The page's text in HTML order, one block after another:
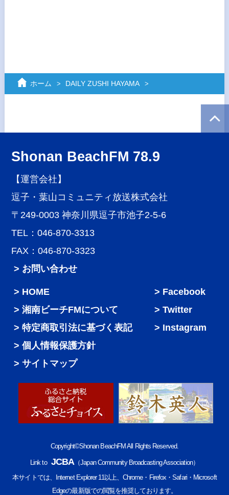
ホーム DAILY ZUSHI HAYAMA
Shonan BeachFM 78.9
【運営会社】
逗子・葉山コミュニティ放送株式会社
〒249-0003 神奈川県逗子市池子2-5-6
TEL：046-870-3313
FAX：046-870-3323
> お問い合わせ
HOME
湘南ビーチFMについて
特定商取引法に基づく表記
個人情報保護方針
サイトマップ
Facebook
Twitter
Instagram
Copyright©Shonan BeachFM All Rights Reserved.
Link to JCBA（Japan Community Broadcasting Association）
本サイトでは、Internet Explorer 11以上、Chrome・Firefox・Safari・Microsoft
Edgeの最新版での閲覧を推奨しております。